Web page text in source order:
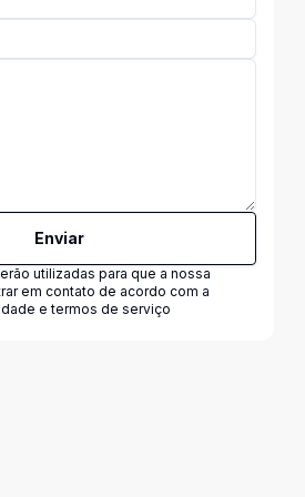
Enviar
utilizadas para que a nossa
em contato de acordo com a
e termos de serviço